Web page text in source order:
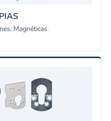
Magnéticas